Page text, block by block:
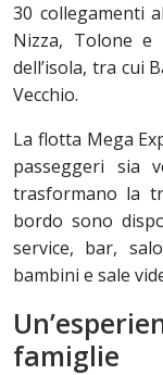
30 collegamenti
Nizza, Tolone e
dell’isola, tra cui
Vecchio.
La flotta Mega
passeggeri sia
trasformano la
bordo sono
service, bar,
bambini e sale
famiglie